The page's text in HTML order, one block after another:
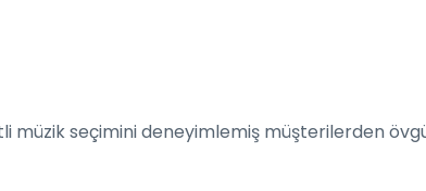
müzik seçimini deneyimlemiş müşterilerden